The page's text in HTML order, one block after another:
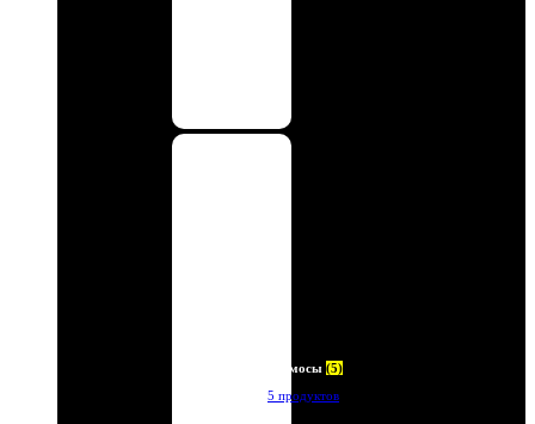
Термосы (5)
5 продуктов